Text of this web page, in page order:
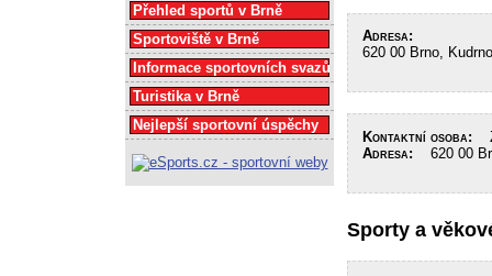
Adresa:
620 00 Brno,
Kontaktní osoba:
Adresa: 620 00
Sporty a
Přehled sportů v Brně
Sportoviště v Brně
Informace sportovních svazů
Turistika v Brně
Nejlepší sportovní úspěchy